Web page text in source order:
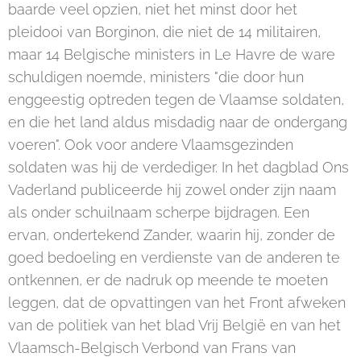
baarde veel opzien, niet het minst door het
pleidooi van Borginon, die niet de 14 militairen,
maar 14 Belgische ministers in Le Havre de ware
schuldigen noemde, ministers "die door hun
enggeestig optreden tegen de Vlaamse soldaten,
en die het land aldus misdadig naar de ondergang
voeren". Ook voor andere Vlaamsgezinden
soldaten was hij de verdediger. In het dagblad Ons
Vaderland publiceerde hij zowel onder zijn naam
als onder schuilnaam scherpe bijdragen. Een
ervan, ondertekend Zander, waarin hij, zonder de
goed bedoeling en verdienste van de anderen te
ontkennen, er de nadruk op meende te moeten
leggen, dat de opvattingen van het Front afweken
van de politiek van het blad Vrij België en van het
Vlaamsch-Belgisch Verbond van Frans van